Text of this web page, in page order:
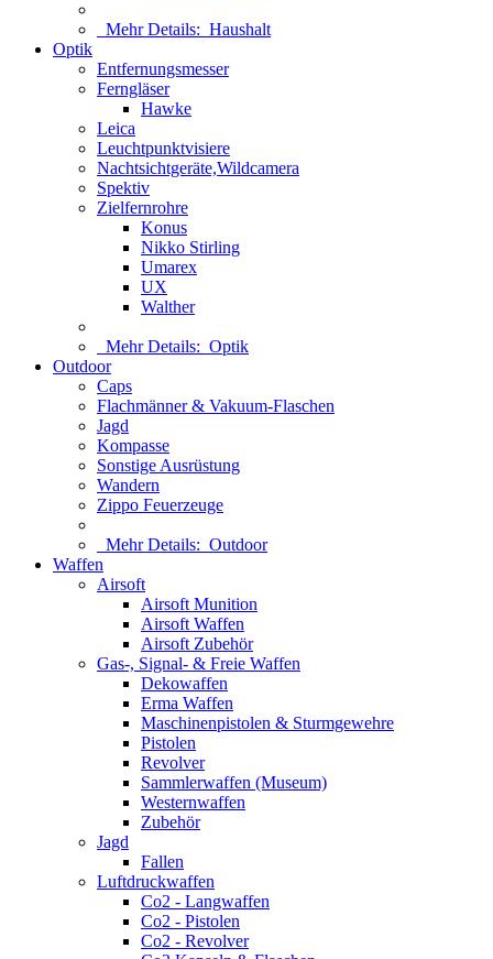
Mehr Details: Haushalt
Optik
Entfernungsmesser
Ferngläser
Hawke
Leica
Leuchtpunktvisiere
Nachtsichtgeräte,Wildcamera
Spektiv
Zielfernrohre
Konus
Nikko Stirling
Umarex
UX
Walther
Mehr Details: Optik
Outdoor
Caps
Flachmänner & Vakuum-Flaschen
Jagd
Kompasse
Sonstige Ausrüstung
Wandern
Zippo Feuerzeuge
Mehr Details: Outdoor
Waffen
Airsoft
Airsoft Munition
Airsoft Waffen
Airsoft Zubehör
Gas-, Signal- & Freie Waffen
Dekowaffen
Erma Waffen
Maschinenpistolen & Sturmgewehre
Pistolen
Revolver
Sammlerwaffen (Museum)
Westernwaffen
Zubehör
Jagd
Fallen
Luftdruckwaffen
Co2 - Langwaffen
Co2 - Pistolen
Co2 - Revolver